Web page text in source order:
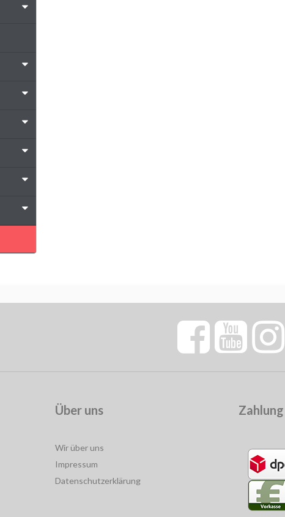
Über uns
Wir über uns
Impressum
Datenschutzerklärung